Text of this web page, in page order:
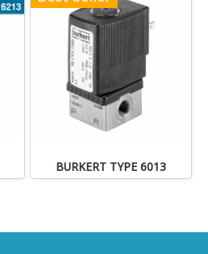
BURKERT TYPE 6013